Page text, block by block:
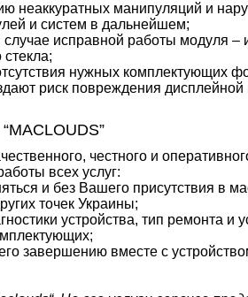
неаккуратных манипуляций и
и систем в дальнейшем;
случае исправной работы модуля –
нужных комплектующих
риск повреждения дисплейной
честного и
всех услуг:
и без Вашего присутствия в
точек Украины;
устройства, тип ремонта и
завершению вместе с